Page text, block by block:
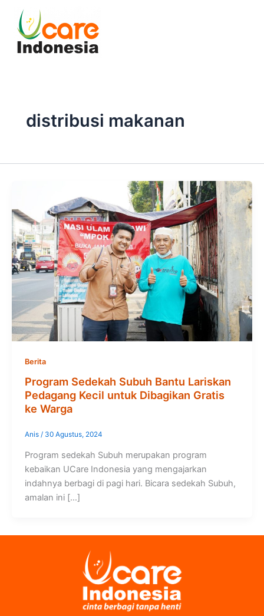
content
distribusi makanan
Berita
Program Sedekah Subuh Bantu Lariskan
Pedagang Kecil untuk Dibagikan Gratis
ke Warga
Anis / 30 Agustus, 2024
Program sedekah Subuh merupakan program
kebaikan UCare Indonesia yang mengajarkan
indahnya berbagi di pagi hari. Bicara sedekah Subuh,
amalan ini […]